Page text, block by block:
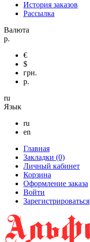
История заказов
Рассылка
Валюта
р.
€
$
грн.
р.
ru
Язык
ru
en
Главная
Закладки (0)
Личный кабинет
Корзина
Оформление заказа
Войти
Зарегистрироваться